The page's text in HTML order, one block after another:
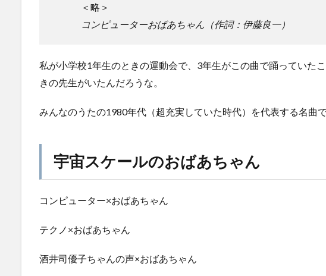
＜略＞
コンピューターおばあちゃん（作詞：伊藤良一）
私が小学校1年生のときの運動会で、3年生がこの曲で踊っていた
きの先生がいたんだろうな。
みんなのうたの1980年代（超充実していた時代）を代表する名曲で
宇宙スケールのおばあちゃん
コンピューター×おばあちゃん
テクノ×おばあちゃん
酒井司優子ちゃんの声×おばあちゃん